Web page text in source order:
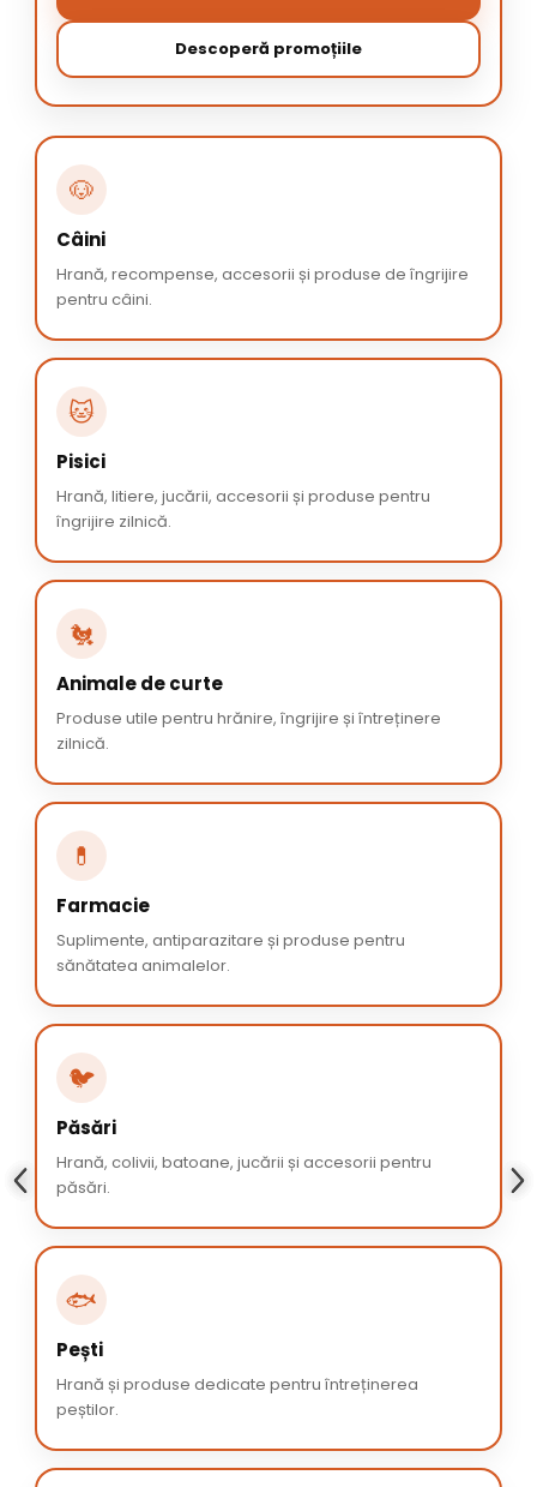
Descoperă promoțiile
🐶
Câini
Hrană, recompense, accesorii și produse de îngrijire
pentru câini.
🐱
Pisici
Hrană, litiere, jucării, accesorii și produse pentru
îngrijire zilnică.
🐔
Animale de curte
Produse utile pentru hrănire, îngrijire și întreținere
zilnică.
💊
Farmacie
Suplimente, antiparazitare și produse pentru
sănătatea animalelor.
🐦
Păsări
Hrană, colivii, batoane, jucării și accesorii pentru
păsări.
🐟
Pești
Hrană și produse dedicate pentru întreținerea
peștilor.